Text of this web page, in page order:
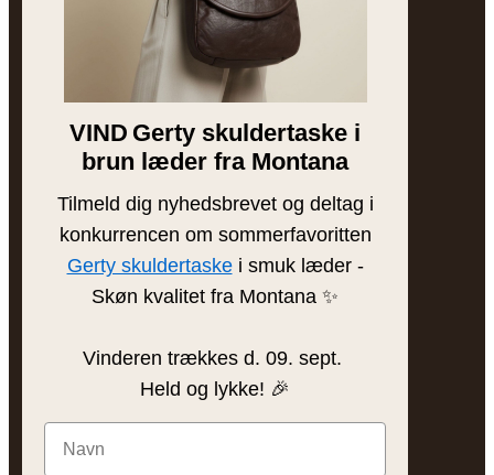
Vores historie
Besøg butikken
Bytteguide
Blog
Sådan plejer du læder
Gaveinspiration
@frejaskind
VIND Gerty skuldertaske i
brun læder fra Montana
Tilmeld dig nyhedsbrevet og deltag i
konkurrencen om sommerfavoritten
Gerty skuldertaskei smuk læder -
Skøn kvalitet fra Montana ✨
Vinderen trækkes d. 09. sept.
Held og lykke! 🎉